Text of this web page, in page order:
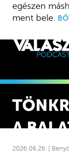
egészen
ment bele.
2026.06.26. | Benyó